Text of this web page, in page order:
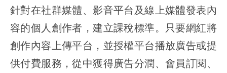
針對在社群媒體、影音平台及線上媒體發表內
容的個人創作者，建立課稅標準。只要網紅將
創作內容上傳平台，並授權平台播放廣告或提
供付費服務，從中獲得廣告分潤、會員訂閱、